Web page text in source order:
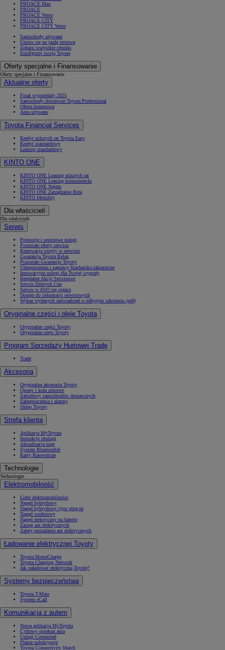
PROACE Max
PROACE
PROACE Verso
PROACE CITY
PROACE CITY Verso
Samochody używane
Umów się na jazdę testową
Zobacz wszystkie cenniki
Konfiguruj swoją Toyotę
Oferty specjalne i Finansowanie
Oferty specjalne i Finansowanie
Aktualne oferty
Finał wyprzedaży 2025
Samochody dostawcze Toyota Professional
Oferta biznesowa
Auta używane
Toyota Financial Services
Kredyt niższych rat Toyota Easy
Kredyt standardowy
Leasing standardowy
KINTO ONE
KINTO ONE Leasing niższych rat
KINTO ONE Leasing konsumencki
KINTO ONE Najem
KINTO ONE Zarządzanie flotą
KINTO Mobility
Dla właścicieli
Dla właścicieli
Serwis
Promocje i sezonowe usługi
Pozostałe oferty serwisu
Rezerwacja wizyty w serwisie
Gwarancja Toyota Relax
Pozostałe Gwarancje Toyoty
Ubezpieczenia i naprawy blacharsko-lakiernicze
Innowacyjne usługi dla Twojej wygody
Bezpłatne Akcje Serwisowe
Serwis Dobrych Cen
Serwis w ASO się opłaca
Dostęp do informacji serwisowych
Wykaz wydanych zaświadczeń o odbytym szkoleniu (pdf)
Oryginalne części i oleje Toyota
Oryginalne części Toyoty
Oryginalne oleje Toyoty
Program Sprzedaży Hurtowej Trade
Trade
Akcesoria
Oryginalne akcesoria Toyoty
Opony i koła zimowe
Zabudowy samochodów dostawczych
Zabezpieczenia i alarmy
Sklep Toyoty
Strefa klienta
Aplikacja MyToyota
Instrukcje obsługi
Aktualizacja map
System Bluetooth®
Karty Ratownicze
Technologie
Technologie
Elektromobilność
Lider elektromobilności
Napęd hybrydowy
Napęd hybrydowy typu plug-in
Napęd wodorowy
Napęd elektryczny na baterię
Zasięg aut elektrycznych
Zalety posiadania aut elektrycznych
Ładowanie elektrycznej Toyoty
Toyota HomeCharge
Toyota Charging Network
Jak naładować elektryczną Toyotę?
Systemy bezpieczeństwa
Toyota T-Mate
System eCall
Komunikacja z autem
Nowa aplikacja MyToyota
Cyfrowy opiekun auta
Usługi Connected
Płatne subskrypcje
Toyota Connectivity Match